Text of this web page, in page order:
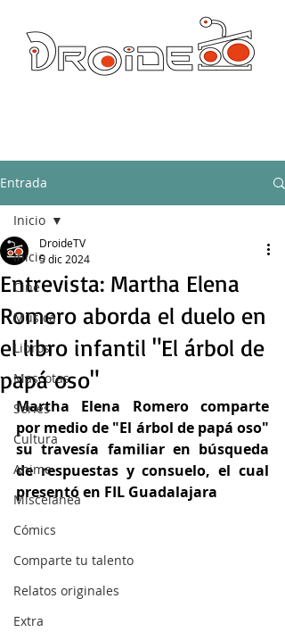
Entrada
Inicio
Cine
Música
Libros
Mascotas
Series
Cultura
Anime
Miscelánea
Cómics
Comparte tu talento
Relatos originales
Extra
Inicio
Entrevista: Martha Elena
Romero aborda el duelo en
el libro infantil "El árbol de
papá oso"
DroideTV
5 dic 2024
Martha Elena Romero comparte
por medio de "El árbol de papá oso"
su travesía familiar en búsqueda
de respuestas y consuelo, el cual
presentó en FIL Guadalajara